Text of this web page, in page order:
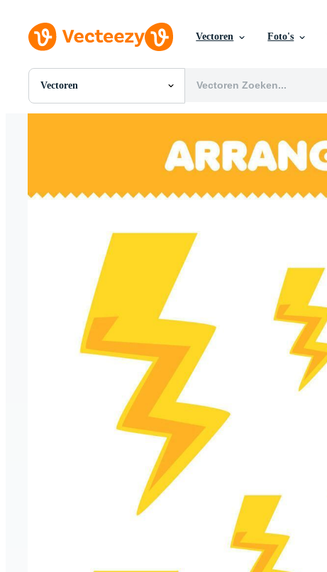
Vectoren Foto's
Vectoren
Alle Afbeeldingen
Vectoren
Redactionele Afbeeldingen
Redactionele Evenementen